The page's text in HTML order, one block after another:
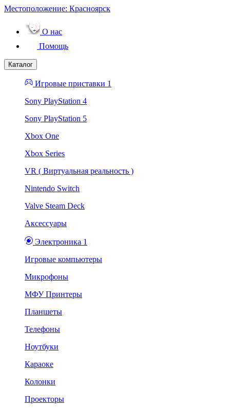
Местоположение: Красноярск
О нас
Помощь
Каталог
Игровые приставки 1
Sony PlayStation 4
Sony PlayStation 5
Xbox One
Xbox Series
VR ( Виртуальная реальность )
Nintendo Switch
Valve Steam Deck
Аксессуары
Электроника 1
Игровые компьютеры
Микрофоны
МФУ Принтеры
Планшеты
Телефоны
Ноутбуки
Караоке
Колонки
Проекторы